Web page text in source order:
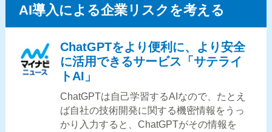
AI導入による企業リスクを考える
ChatGPTをより便利に、より安全
に活用できるサービス「サテライ
トAI」
ChatGPTは自己学習するAIなので、たとえ
ば自社の技術開発に関する機密情報をうっ
かり入力すると、ChatGPTがその情報を